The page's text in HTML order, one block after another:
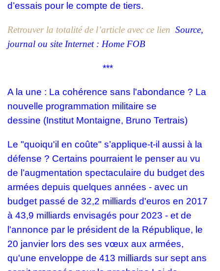
d’essais pour le compte de tiers.
Retrouver la totalité de l’article avec ce lien Source,
journal ou site Internet : Home FOB
***
A la une : La cohérence sans l'abondance ? La
nouvelle programmation militaire se
dessine (Institut Montaigne, Bruno Tertrais)
Le "quoiqu'il en coûte" s’applique-t-il aussi à la
défense ? Certains pourraient le penser au vu
de l’augmentation spectaculaire du budget des
armées depuis quelques années - avec un
budget passé de 32,2 milliards d'euros en 2017
à 43,9 milliards envisagés pour 2023 - et de
l'annonce par le président de la République, le
20 janvier lors des ses vœux aux armées,
qu'une enveloppe de 413 milliards sur sept ans